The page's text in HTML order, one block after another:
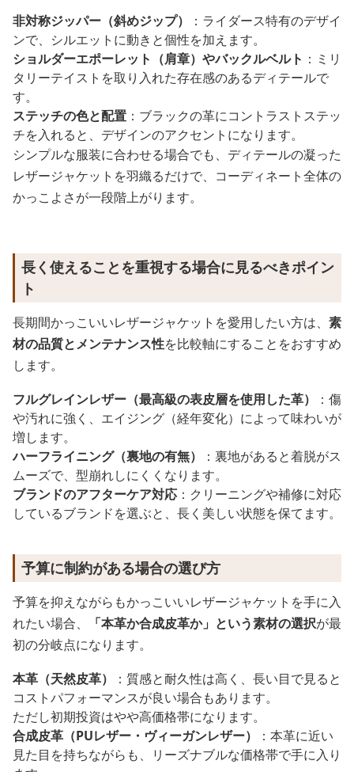
非対称ジッパー（斜めジップ）
：ライダース特有のデザイ
ンで、シルエットに動きと個性を加えます。
ショルダーエポーレット（肩章）やバックルベルト ：ミリ
タリーテイストを取り入れた存在感のあるディテールで
す。
ステッチの色と配置 ：ブラックの革にコントラストステッ
チを入れると、デザインのアクセントになります。
シンプルな服装に合わせる場合でも、ディテールの凝った
レザージャケットを羽織るだけで、コーディネート全体の
かっこよさが一段階上がります。
長く使えることを重視する場合に見るべきポイン
ト
長期間かっこいいレザージャケットを愛用したい方は、 素
材の品質とメンテナンス性を比較軸にすることをおすすめ
します。
フルグレインレザー（最高級の表皮層を使用した革）
：傷
や汚れに強く、エイジング（経年変化）によって味わいが
増します。
ハーフライニング（裏地の有無）
：裏地があると着脱がス
ムーズで、型崩れしにくくなります。
ブランドのアフターケア対応 ：クリーニングや補修に対応
しているブランドを選ぶと、長く美しい状態を保てます。
予算に制約がある場合の選び方
予算を抑えながらもかっこいいレザージャケットを手に入
れたい場合、
「本革か合成皮革か」という素材の選択が最
初の分岐点になります。
本革（天然皮革）
：質感と耐久性は高く、長い目で見ると
コストパフォーマンスが良い場合もあります。
ただし初期投資はやや高価格帯になります。
合成皮革（PUレザー・ヴィーガンレザー）
：本革に近い
見た目を持ちながらも、リーズナブルな価格帯で手に入り